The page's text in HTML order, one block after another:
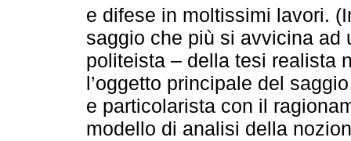
e difese in moltissimi lavori.
saggio che più si avvicina
politeista – della tesi realista
l’oggetto principale del
e particolarista con il
modello di analisi della